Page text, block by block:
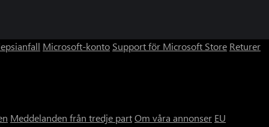
Microsoft-konto Support för Microsoft Store Returer
Meddelanden från tredje partOm våra annonser EU